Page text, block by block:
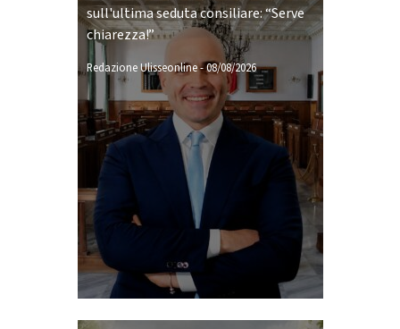
sull'ultima seduta consiliare: “Serve
chiarezza!”
Redazione Ulisseonline-08/08/2026